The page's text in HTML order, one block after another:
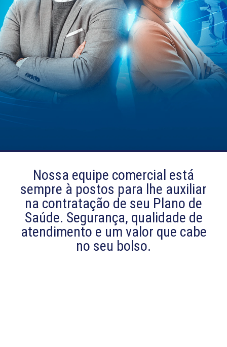
Nossa equipe comercial está
sempre à postos para lhe auxiliar
na contratação de seu Plano de
Saúde. Segurança, qualidade de
atendimento e um valor que cabe
no seu bolso.